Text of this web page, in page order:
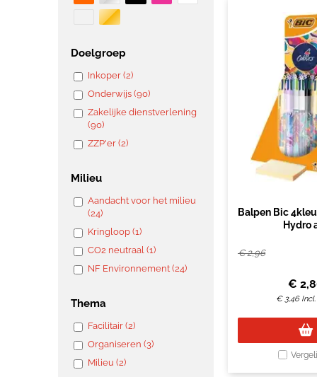
Doelgroep
Inkoper (2)
Onderwijs (90)
Zakelijke dienstverlening
(90)
ZZP'er (2)
Milieu
Aandacht voor het milieu
(24)
Kringloop (1)
CO2 neutraal (1)
NF Environnement (24)
Thema
Facilitair (2)
Organiseren (3)
Milieu (2)
Balpen Bic
Hydro
€2,96
€
€ 3,46